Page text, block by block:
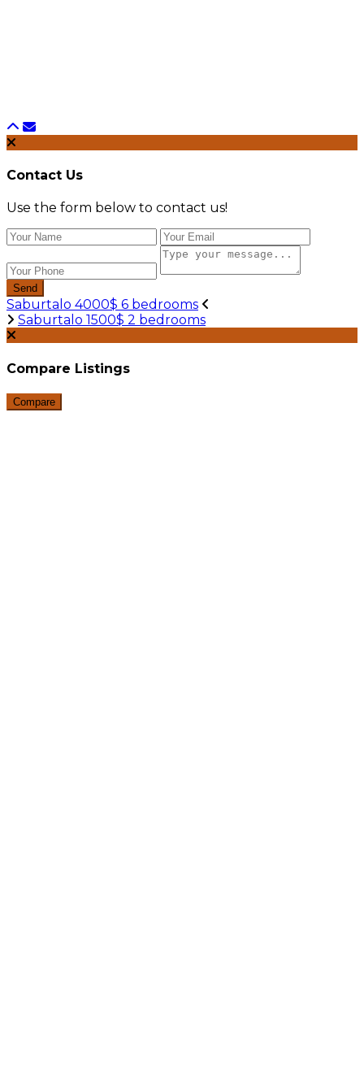
Contact Us
Use the form below to contact us!
Send
Saburtalo 4000$ 6 bedrooms
Saburtalo 1500$ 2 bedrooms
Compare Listings
Compare